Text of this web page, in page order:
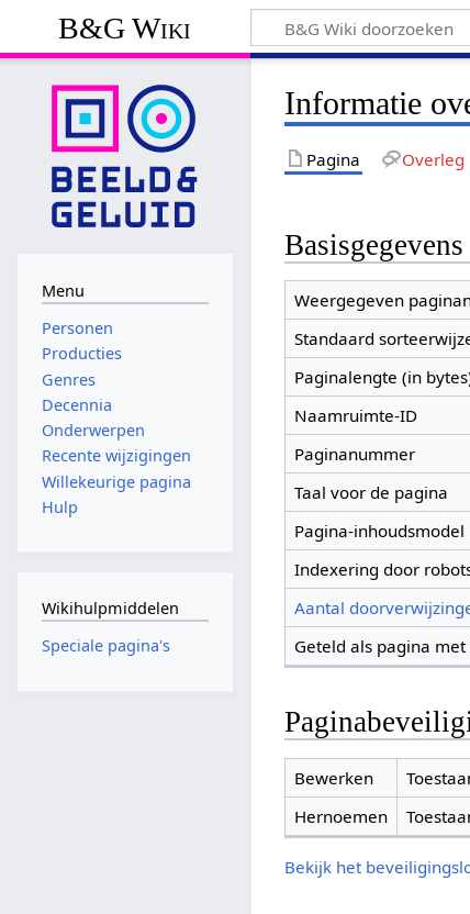
B&G Wiki
Informatie
Pagina Overleg
Basisgegevens
Weergegeven
Standaard
Paginalengte (in
Naamruimte-ID
Paginanummer
Taal voor de pagina
Pagina-inhoudsmodel
Indexering door
Aantal
Geteld als pagina
Bewerken
Hernoemen
Bekijk het
Menu
Personen
Producties
Genres
Decennia
Onderwerpen
Recente wijzigingen
Willekeurige pagina
Hulp
Wikihulpmiddelen
Speciale pagina's